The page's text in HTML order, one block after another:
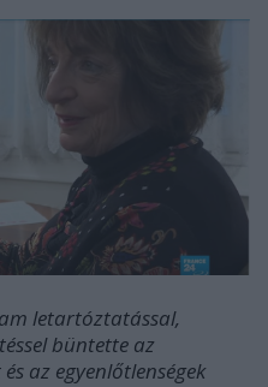
letartóztatással,
büntette az
az egyenlőtlenségek